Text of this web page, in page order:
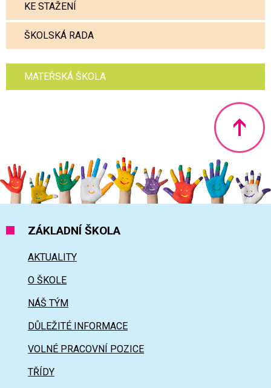
KE STAŽENÍ
ŠKOLSKÁ RADA
MATEŘSKÁ ŠKOLA
ZÁKLADNÍ ŠKOLA
AKTUALITY
O ŠKOLE
NÁŠ TÝM
DŮLEŽITÉ INFORMACE
VOLNÉ PRACOVNÍ POZICE
TŘÍDY